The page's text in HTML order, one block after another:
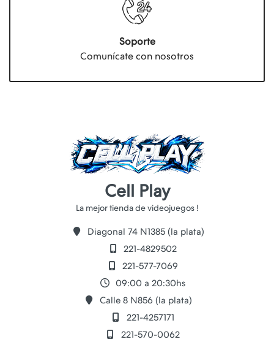
Soporte
Comunícate con nosotros
Cell Play
Diagonal 74 N1385 (la plata)
221-4829502
221-577-7069
09:00 a 20:30hs
Calle 8 N856 (la plata)
221-4257171
221-570-0062